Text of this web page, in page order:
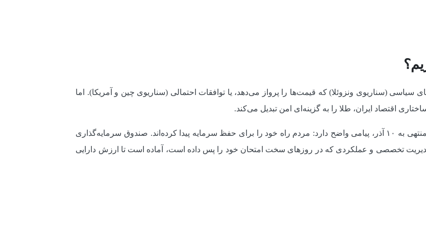
سیاسی (سناریوی ونزوئلا) که قیمت‌ها را پرواز می‌دهد، یا توافقات احتمالی (سناریوی چین و آمریکا). اما
اقتصاد ایران، طلا را به گزینه‌ای امن تبدیل می‌کند.
آمار ۳۵.۸ هزار میلیاردتومانی ورود پول در ۷۰ روز اخیر منتهی به ۱۰ آذر، پیامی واضح دارد: مردم راه خود را برای حفظ سرمایه پیدا کرده‌اند. صندوق سرمایه‌گذاری
مدیریت تخصصی و عملکردی که در روزهای سخت امتحان خود را پس داده است، آماده است تا ارزش دارایی